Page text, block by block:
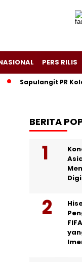
PERS RILIS
Sapulangit PR
BERITA